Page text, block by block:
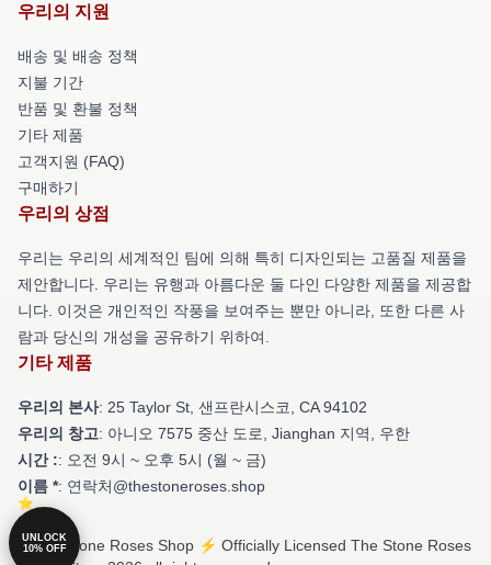
우리의 지원
배송 및 배송 정책
지불 기간
반품 및 환불 정책
기타 제품
고객지원 (FAQ)
구매하기
우리의 상점
우리는 우리의 세계적인 팀에 의해 특히 디자인되는 고품질 제품을
제안합니다. 우리는 유행과 아름다운 둘 다인 다양한 제품을 제공합
니다. 이것은 개인적인 작풍을 보여주는 뿐만 아니라, 또한 다른 사
람과 당신의 개성을 공유하기 위하여.
기타 제품
우리의 본사: 25 Taylor St, 샌프란시스코, CA 94102
우리의 창고: 아니오 7575 중산 도로, Jianghan 지역, 우한
시간 :: 오전 9시 ~ 오후 5시 (월 ~ 금)
이름 *: 연락처@thestoneroses.shop
© The Stone Roses Shop ⚡️ Officially Licensed The Stone Roses
UNLOCK
10% OFF